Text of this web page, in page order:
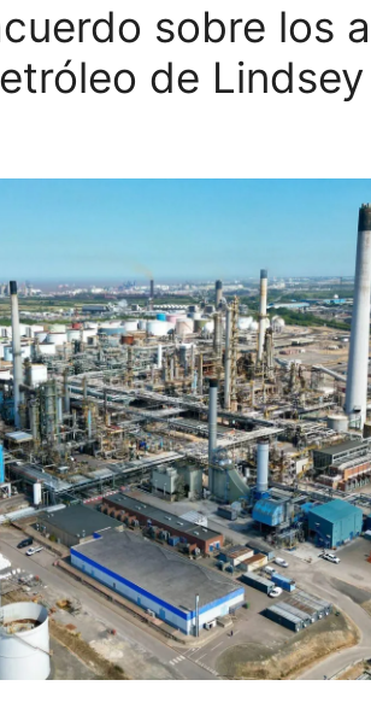
sobre los
de Lindsey